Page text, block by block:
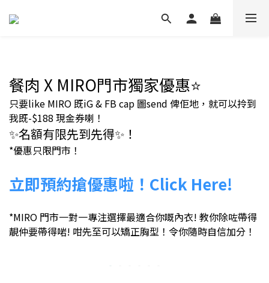
餐肉 X MIRO門市獨家優惠⭐
只要like MIRO 既iG & FB cap 圖send 俾佢地，就可以拎到
我既-$188 現金券喇！
✨名額有限先到先得✨ ！
*優惠只限門市！
立即預約搶優惠啦！Click Here!
*MIRO 門市一對一專注選擇最適合你嘅內衣! 教你除咗帶得
靚仲要帶得啱! 咁先至可以矯正胸型！令你隨時自信加分！